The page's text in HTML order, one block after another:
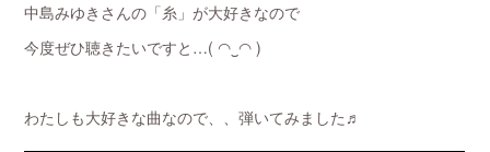
中島みゆきさんの「糸」が大好きなので
今度ぜひ聴きたいですと…( ◠‿◠ )
わたしも大好きな曲なので、、弾いてみました♬